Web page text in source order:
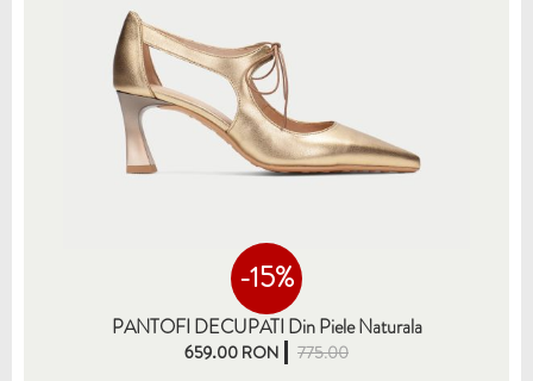
-15%
PANTOFI DECUPATI Din Piele Naturala
659.00 RON
775.00